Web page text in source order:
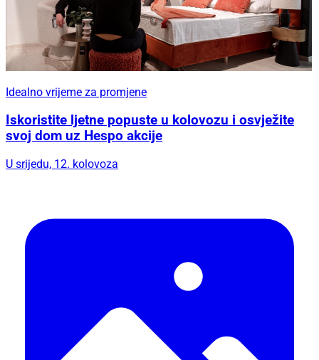
Idealno vrijeme za promjene
Iskoristite ljetne popuste u kolovozu i osvježite
svoj dom uz Hespo akcije
U srijedu, 12. kolovoza